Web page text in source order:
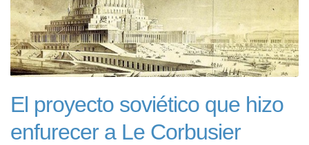
El proyecto soviético que hizo
enfurecer a Le Corbusier